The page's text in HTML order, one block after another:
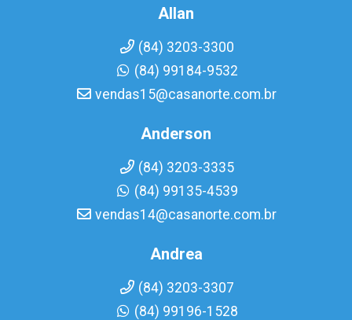
Allan
(84) 3203-3300
(84) 99184-9532
vendas15@casanorte.com.br
Anderson
(84) 3203-3335
(84) 99135-4539
vendas14@casanorte.com.br
Andrea
(84) 3203-3307
(84) 99196-1528